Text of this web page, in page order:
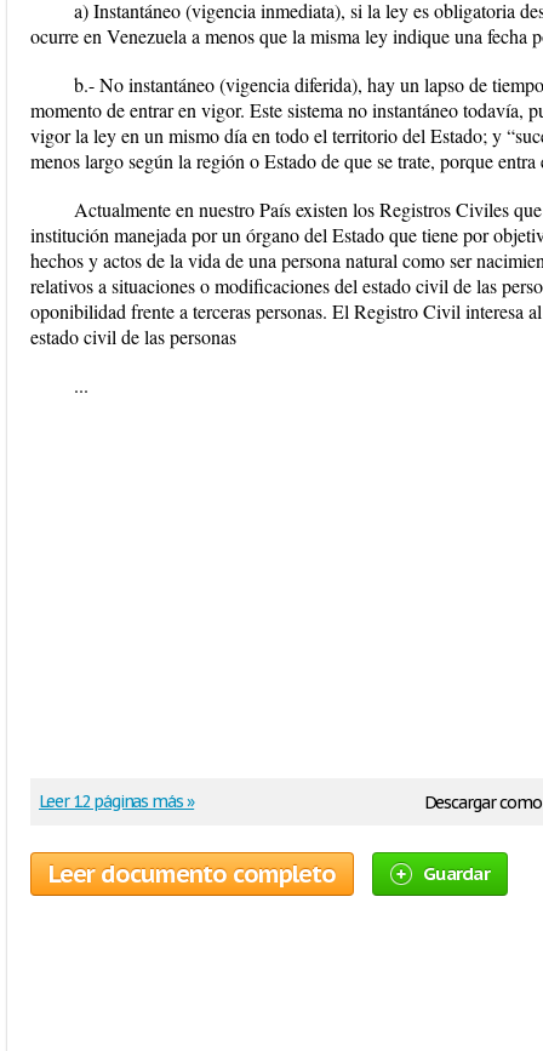
a) Instantáneo (vigencia inmediata), si la ley es obligatoria
ocurre en Venezuela a menos que la misma ley indique una
b.- No instantáneo (vigencia diferida), hay un lapso de
momento de entrar en vigor. Este sistema no instantáneo todavía,
vigor la ley en un mismo día en todo el territorio del Estado; y
menos largo según la región o Estado de que se trate, porque
Actualmente en nuestro País existen los Registros Civiles
institución manejada por un órgano del Estado que tiene por
hechos y actos de la vida de una persona natural como ser
relativos a situaciones o modificaciones del estado civil de las
oponibilidad frente a terceras personas. El Registro Civil interesa
estado civil de las personas
...
Descargar como
Leer 12 páginas más »
Leer documento completo Guardar